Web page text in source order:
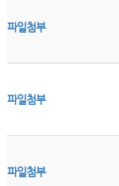
파일첨부
파일첨부
파일첨부